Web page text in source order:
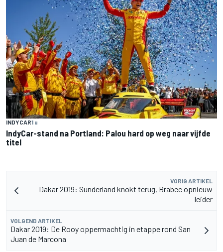
INDYCAR1 u
IndyCar-stand na Portland: Palou hard op weg naar vijfde
titel
VORIG ARTIKEL
Dakar 2019: Sunderland knokt terug, Brabec opnieuw
leider
VOLGEND ARTIKEL
Dakar 2019: De Rooy oppermachtig in etappe rond San
Juan de Marcona